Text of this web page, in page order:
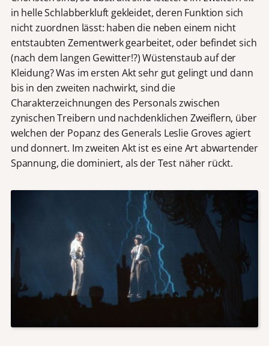
in helle Schlabberkluft gekleidet, deren Funktion sich
nicht zuordnen lässt: haben die neben einem nicht
entstaubten Zementwerk gearbeitet, oder befindet sich
(nach dem langen Gewitter!?) Wüstenstaub auf der
Kleidung? Was im ersten Akt sehr gut gelingt und dann
bis in den zweiten nachwirkt, sind die
Charakterzeichnungen des Personals zwischen
zynischen Treibern und nachdenklichen Zweiflern, über
welchen der Popanz des Generals Leslie Groves agiert
und donnert. Im zweiten Akt ist es eine Art abwartender
Spannung, die dominiert, als der Test näher rückt.